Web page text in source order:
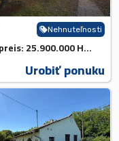
Nehnuteľnosti
Richtpreis: 25.900.000 HUF 💰...
Urobiť ponuku